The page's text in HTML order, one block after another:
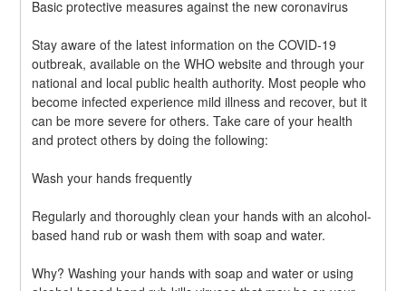
Basic protective measures against the new coronavirus
Stay aware of the latest information on the COVID-19
outbreak, available on the WHO website and through your
national and local public health authority. Most people who
become infected experience mild illness and recover, but it
can be more severe for others. Take care of your health
and protect others by doing the following:
Wash your hands frequently
Regularly and thoroughly clean your hands with an alcohol-
based hand rub or wash them with soap and water.
Why? Washing your hands with soap and water or using